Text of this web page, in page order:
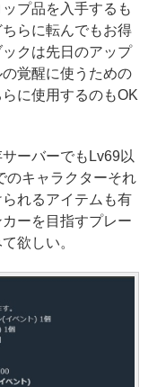
プ品を入手するも
らに転んでもお得
クは先日のアップ
覚醒に使うための
に使用するのもOK
ーバーでもLv69以
のキャラクターそれ
れるアイテムも有
ーを目指すプレー
欲しい。